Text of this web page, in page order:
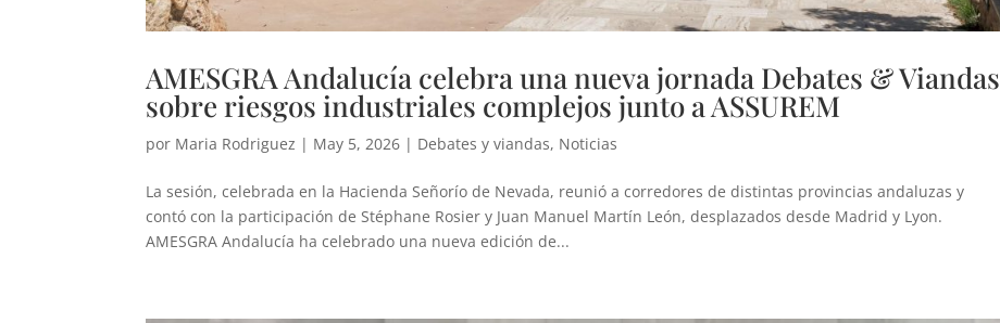
AMESGRA Andalucía celebra una nueva jornada Debates & Viandas
sobre riesgos industriales complejos junto a ASSUREM
por Maria Rodriguez | May 5, 2026 | Debates y viandas, Noticias
La sesión, celebrada en la Hacienda Señorío de Nevada, reunió a corredores de distintas provincias andaluzas y
contó con la participación de Stéphane Rosier y Juan Manuel Martín León, desplazados desde Madrid y Lyon.
AMESGRA Andalucía ha celebrado una nueva edición de...